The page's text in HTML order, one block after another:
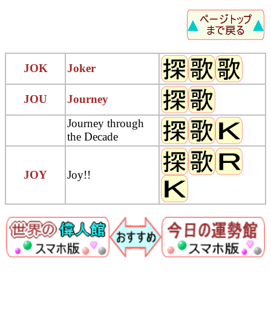
JOK Joker
JOU
Journey
Journey through
the Decade
JOY Joy!!